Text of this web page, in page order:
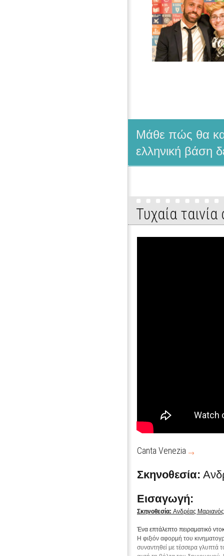
Μάθε πώς θα
ελληνική βάση
Τυχαία
Canta Venezia
Σκηνοθεσία:
Εισαγωγή:
Σκηνοθεσία: Ανδρέας Μαριανός
Ένα επτάλεπτο πειραματικό
Η φιξιόν αφορμή του
συναντηθεί με τέσσερα γλυπτά